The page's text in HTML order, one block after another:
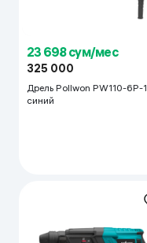
23 698 сум/мес
325 000
Дрель Pollwon PW110-6P-1,
синий